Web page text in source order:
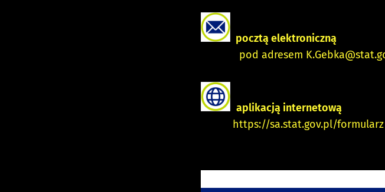
pocztą elektroniczną
pod adresem
aplikacją internetową
https://sa.stat.gov.pl/formularz